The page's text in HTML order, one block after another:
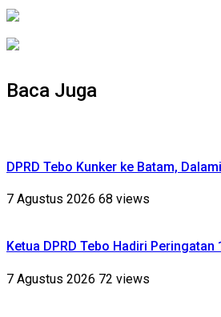
Baca Juga
DPRD Tebo Kunker ke Batam,
7 Agustus 2026 68 views
Ketua DPRD Tebo Hadiri
7 Agustus 2026 72 views